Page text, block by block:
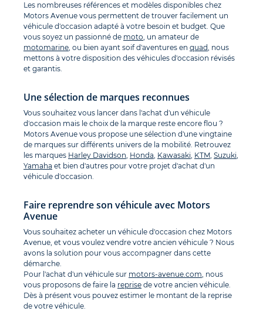
Les nombreuses références et modèles disponibles chez
Motors Avenue vous permettent de trouver facilement un
véhicule d'occasion adapté à votre besoin et budget. Que
vous soyez un passionné de moto, un amateur de
motomarine, ou bien ayant soif d'aventures en quad, nous
mettons à votre disposition des véhicules d'occasion révisés
et garantis.
Une sélection de marques reconnues
Vous souhaitez vous lancer dans l'achat d'un véhicule
d'occasion mais le choix de la marque reste encore flou ?
Motors Avenue vous propose une sélection d'une vingtaine
de marques sur différents univers de la mobilité. Retrouvez
les marques Harley Davidson, Honda, Kawasaki, KTM, Suzuki,
Yamaha et bien d'autres pour votre projet d'achat d'un
véhicule d'occasion.
Faire reprendre son véhicule avec Motors
Avenue
Vous souhaitez acheter un véhicule d'occasion chez Motors
Avenue, et vous voulez vendre votre ancien véhicule ? Nous
avons la solution pour vous accompagner dans cette
démarche.
Pour l'achat d'un véhicule sur motors-avenue.com, nous
vous proposons de faire la reprise de votre ancien véhicule.
Dès à présent vous pouvez estimer le montant de la reprise
de votre véhicule.